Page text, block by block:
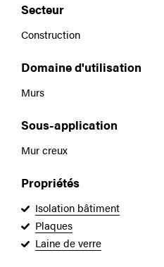
Secteur
Construction
Domaine d'utilisation
Murs
Sous-application
Mur creux
Propriétés
Isolation bâtiment
Plaques
Laine de verre